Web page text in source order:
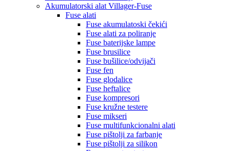
Akumulatorski alat Villager-Fuse
Fuse alati
Fuse akumulatoski čekići
Fuse alati za poliranje
Fuse baterijske lampe
Fuse brusilice
Fuse bušilice/odvijači
Fuse fen
Fuse glodalice
Fuse heftalice
Fuse kompresori
Fuse kružne testere
Fuse mikseri
Fuse multifunkcionalni alati
Fuse pištolji za farbanje
Fuse pištolji za silikon